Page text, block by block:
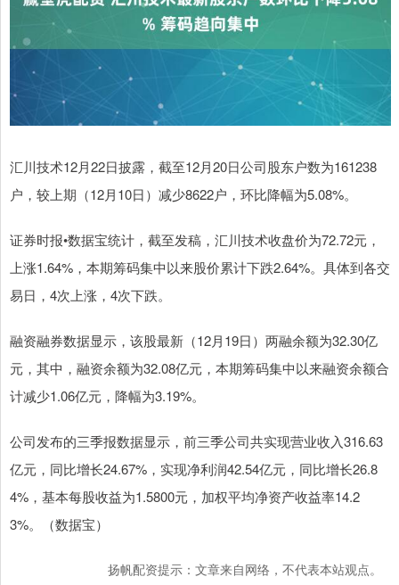
汇川技术12月22日披露，截至12月20日公司股东户数为161238
户，较上期（12月10日）减少8622户，环比降幅为5.08%。
证券时报•数据宝统计，截至发稿，汇川技术收盘价为72.72元，
上涨1.64%，本期筹码集中以来股价累计下跌2.64%。具体到各交
易日，4次上涨，4次下跌。
融资融券数据显示，该股最新（12月19日）两融余额为32.30亿
元，其中，融资余额为32.08亿元，本期筹码集中以来融资余额合
计减少1.06亿元，降幅为3.19%。
公司发布的三季报数据显示，前三季公司共实现营业收入316.63
亿元，同比增长24.67%，实现净利润42.54亿元，同比增长26.8
4%，基本每股收益为1.5800元，加权平均净资产收益率14.2
3%。（数据宝）
扬帆配资提示：文章来自网络，不代表本站观点。